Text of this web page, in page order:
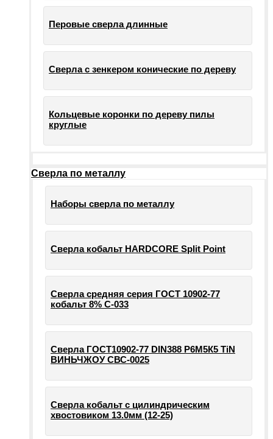
Перовые сверла длинные
Сверла с зенкером конические по дереву
Кольцевые коронки по дереву пилы
круглые
Сверла по металлу
Наборы сверла по металлу
Сверла кобальт HARDCORE Split Point
Сверла средняя серия ГОСТ 10902-77
кобальт 8% С-033
Сверла ГОСТ10902-77 DIN388 Р6М5К5 TiN
ВИНЬЧЖОУ СВС-0025
Сверла кобальт с цилиндрическим
хвостовиком 13.0мм (12-25)